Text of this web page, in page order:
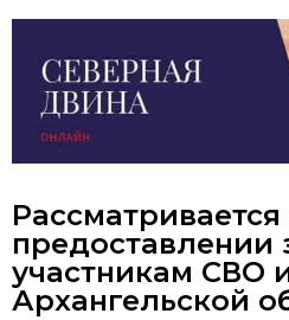
предоставлении
участникам СВО
Архангельской